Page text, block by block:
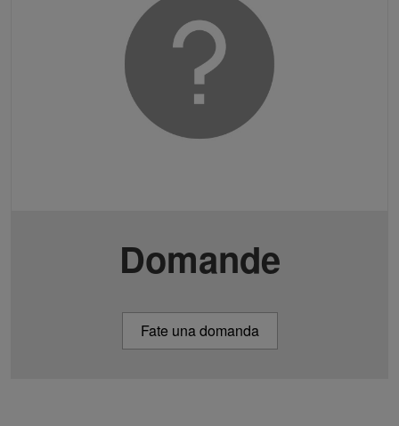
Domande
Fate una domanda